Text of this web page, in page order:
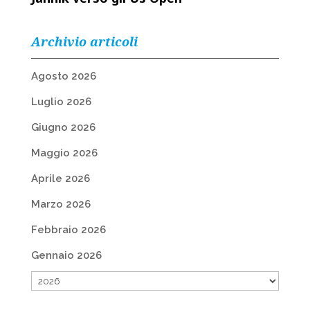
Archivio articoli
Agosto 2026
Luglio 2026
Giugno 2026
Maggio 2026
Aprile 2026
Marzo 2026
Febbraio 2026
Gennaio 2026